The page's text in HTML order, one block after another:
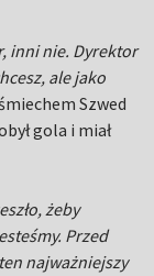
inni nie. Dyrektor
ale jako
Szwed
gola i miał
żeby
Przed
najważniejszy